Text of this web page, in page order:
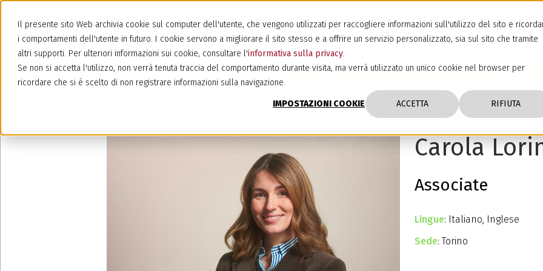
Il presente sito Web archivia cookie sul computer dell'utente, che vengono utilizzati per raccogliere informazioni sull'utilizzo del sito e
i comportamenti dell'utente in futuro. I cookie servono a migliorare il sito stesso e a offrire un servizio personalizzato, sia sul sito che tramite
altri supporti. Per ulteriori informazioni sui cookie, consultare l'informativa sulla privacy.
Se non si accetta l'utilizzo, non verrà tenuta traccia del comportamento durante visita, ma verrà utilizzato un unico cookie nel browser per
ricordare che si è scelto di non registrare informazioni sulla navigazione.
IMPOSTAZIONI COOKIE ACCETTA RIFIUTA
Carola
Associate
Lingue: Italiano, Inglese
Sede: Torino